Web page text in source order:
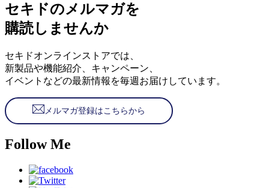
セキドのメルマガを
購読しませんか
セキドオンラインストアでは、
新製品や機能紹介、キャンペーン、
イベントなどの最新情報を毎週お届けしています。
メルマガ登録はこちらから
Follow Me